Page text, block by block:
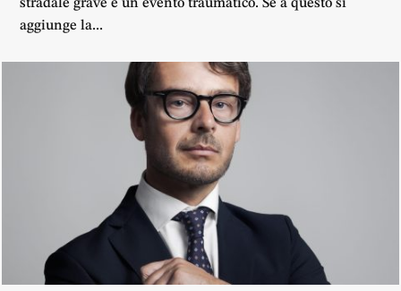
stradale grave è un evento traumatico. Se a questo si
aggiunge la...